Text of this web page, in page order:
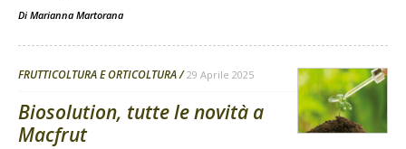
Di Marianna Martorana
FRUTTICOLTURA E ORTICOLTURA 29 Aprile 2025
Biosolution, tutte le novità a
Macfrut